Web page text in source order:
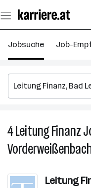
Seiteninhalt
springen
Jobsuche Job-
4Leitung Finanz
Leitung